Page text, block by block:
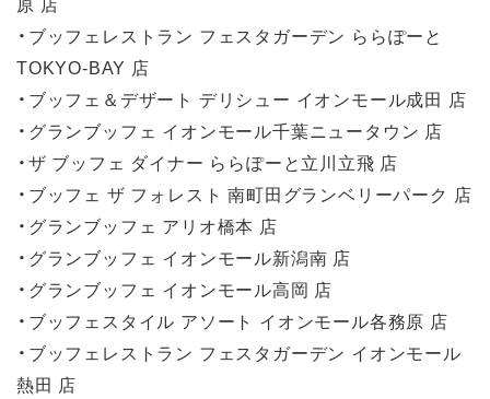
・ブッフェレストラン フェスタガーデン ららぽーと
TOKYO-BAY 店
・ブッフェ＆デザート デリシュー イオンモール成田 店
・グランブッフェ イオンモール千葉ニュータウン 店
・ザ ブッフェ ダイナー ららぽーと立川立飛 店
・ブッフェ ザ フォレスト 南町田グランベリーパーク 店
・グランブッフェ アリオ橋本 店
・グランブッフェ イオンモール新潟南 店
・グランブッフェ イオンモール高岡 店
・ブッフェスタイル アソート イオンモール各務原 店
・ブッフェレストラン フェスタガーデン イオンモール
熱田 店